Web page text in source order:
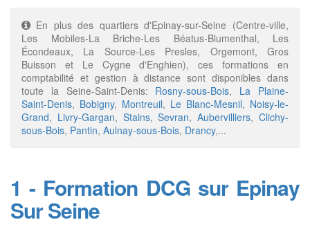
En plus des quartiers d'Epinay-sur-Seine (Centre-ville,
Les Mobiles-La Briche-Les Béatus-Blumenthal, Les
Écondeaux, La Source-Les Presles, Orgemont, Gros
Buisson et Le Cygne d'Enghien), ces formations en
comptabilité et gestion à distance sont disponibles dans
toute la Seine-Saint-Denis: Rosny-sous-Bois, La Plaine-
Saint-Denis, Bobigny, Montreuil, Le Blanc-Mesnil, Noisy-le-
Grand, Livry-Gargan, Stains,Sevran,Aubervilliers,Clichy-
sous-Bois, Pantin, Aulnay-sous-Bois, Drancy,...
1 - Formation DCG sur Epinay
Sur Seine